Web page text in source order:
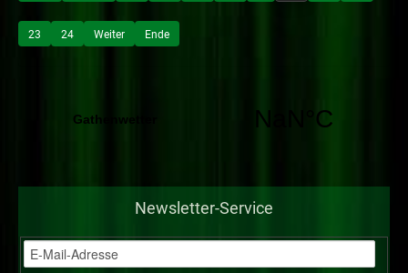
23 24 Weiter Ende
Newsletter-Service